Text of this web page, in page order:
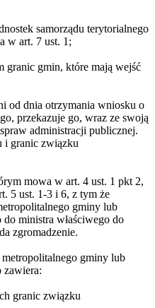
samorządu terytorialnego
w art. 7 ust. 1;
granic gmin, które mają wejść
od dnia otrzymania wniosku o
przekazuje go, wraz ze swoją
administracji publicznej.
i granic związku
mowa w art. 4 ust. 1 pkt 2,
5 ust. 1-3 i 6, z tym że
gminy lub
ministra właściwego do
zgromadzenie.
gminy lub
zawiera:
granic związku